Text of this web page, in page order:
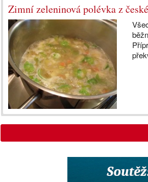
Zimní zeleninová polévka z